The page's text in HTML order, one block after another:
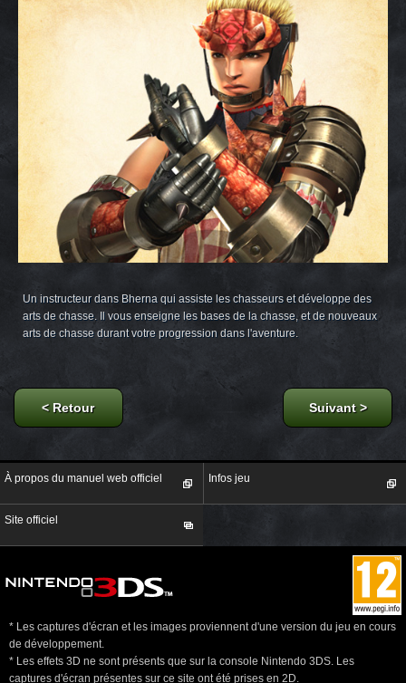
Un instructeur dans Bherna qui assiste les chasseurs et développe des
arts de chasse. Il vous enseigne les bases de la chasse, et de nouveaux
arts de chasse durant votre progression dans l'aventure.
Retour Suivant
À propos du manuel web officiel Infos jeu
Site officiel
* Les captures d'écran et les images proviennent d'une version du jeu en cours
de développement.
* Les effets 3D ne sont présents que sur la console Nintendo 3DS. Les
captures d'écran présentes sur ce site ont été prises en 2D.